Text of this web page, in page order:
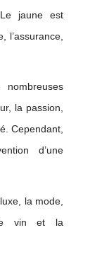
jaune est
l’assurance,
la passion,
Cependant,
d’une
la mode,
le vin et la